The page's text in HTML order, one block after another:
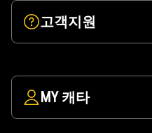
고객지원
MY 캐타